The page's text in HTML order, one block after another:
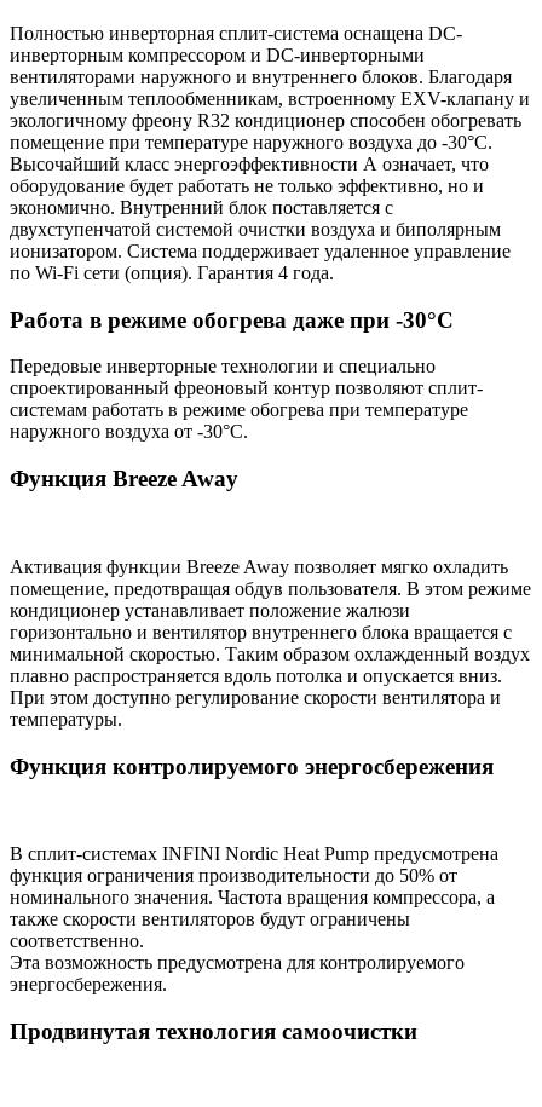
Полностью инверторная сплит-система оснащена DC-
инверторным компрессором и DC-инверторными
вентиляторами наружного и внутреннего блоков. Благодаря
увеличенным теплообменникам, встроенному EXV-клапану и
экологичному фреону R32 кондиционер способен обогревать
помещение при температуре наружного воздуха до -30°С.
Высочайший класс энергоэффективности А означает, что
оборудование будет работать не только эффективно, но и
экономично. Внутренний блок поставляется с
двухступенчатой системой очистки воздуха и биполярным
ионизатором. Система поддерживает удаленное управление
по Wi-Fi сети (опция). Гарантия 4 года.
Работа в режиме обогрева даже при -30°С
Передовые инверторные технологии и специально
спроектированный фреоновый контур позволяют сплит-
системам работать в режиме обогрева при температуре
наружного воздуха от -30°С.
Функция Breeze Away
Активация функции Breeze Away позволяет мягко охладить
помещение, предотвращая обдув пользователя. В этом режиме
кондиционер устанавливает положение жалюзи
горизонтально и вентилятор внутреннего блока вращается с
минимальной скоростью. Таким образом охлажденный воздух
плавно распространяется вдоль потолка и опускается вниз.
При этом доступно регулирование скорости вентилятора и
температуры.
Функция контролируемого энергосбережения
В сплит-системах INFINI Nordic Heat Pump предусмотрена
функция ограничения производительности до 50% от
номинального значения. Частота вращения компрессора, а
также скорости вентиляторов будут ограничены
соответственно.
Эта возможность предусмотрена для контролируемого
энергосбережения.
Продвинутая технология самоочистки